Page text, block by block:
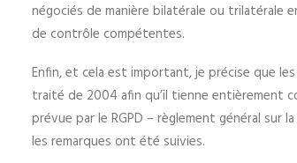
négociés de manière bilatérale ou trilatérale
de contrôle compétentes.
Enfin, et cela est important, je précise que
traité de 2004 afin qu’il tienne entièrement
prévue par le RGPD – règlement général
les remarques ont été suivies.